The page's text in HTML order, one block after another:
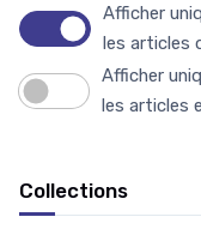
Afficher
les articles
Afficher
les articles
Collections